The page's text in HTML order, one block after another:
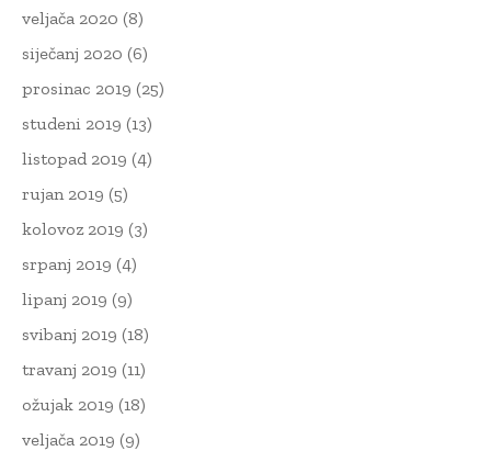
veljača 2020 (8)
siječanj 2020 (6)
prosinac 2019 (25)
studeni 2019 (13)
listopad 2019 (4)
rujan 2019 (5)
kolovoz 2019 (3)
srpanj 2019 (4)
lipanj 2019 (9)
svibanj 2019 (18)
travanj 2019 (11)
ožujak 2019 (18)
veljača 2019 (9)